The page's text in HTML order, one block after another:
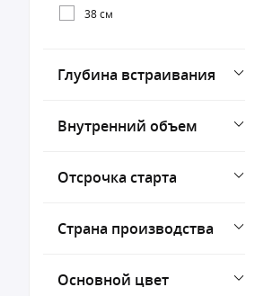
38 см
Глубина встраивания
Внутренний объем
Отсрочка старта
Страна производства
Основной цвет